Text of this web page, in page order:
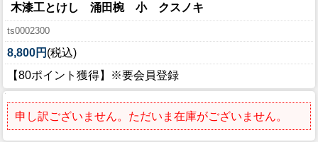
木漆工とけし 涌田椀 小 クスノキ
ts0002300
8,800円 (税込)
【80ポイント獲得】※要会員登録
申し訳ございません。ただいま在庫がございません。